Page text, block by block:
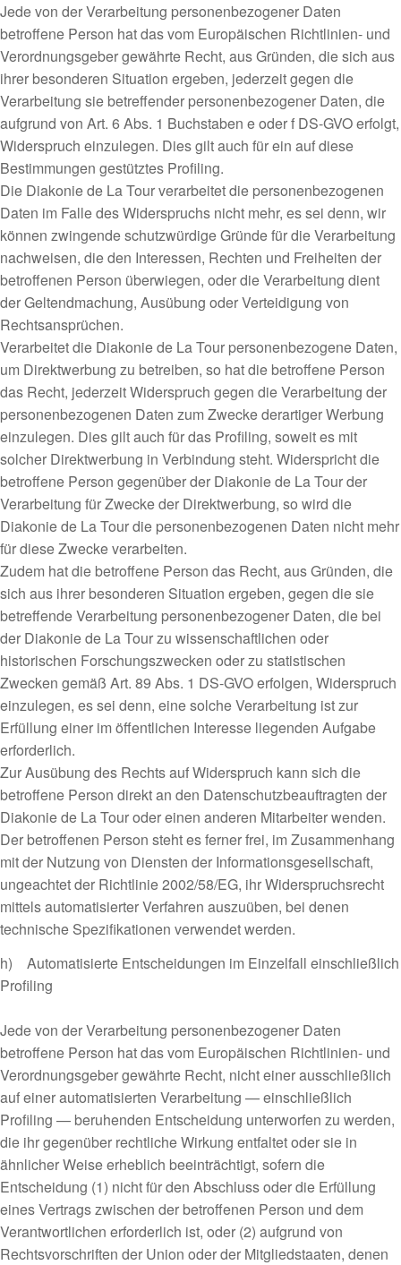
Jede von der Verarbeitung personenbezogener Daten
betroffene Person hat das vom Europäischen Richtlinien- und
Verordnungsgeber gewährte Recht, aus Gründen, die sich aus
ihrer besonderen Situation ergeben, jederzeit gegen die
Verarbeitung sie betreffender personenbezogener Daten, die
aufgrund von Art. 6 Abs. 1 Buchstaben e oder f DS-GVO erfolgt,
Widerspruch einzulegen. Dies gilt auch für ein auf diese
Bestimmungen gestütztes Profiling.
Die Diakonie de La Tour verarbeitet die personenbezogenen
Daten im Falle des Widerspruchs nicht mehr, es sei denn, wir
können zwingende schutzwürdige Gründe für die Verarbeitung
nachweisen, die den Interessen, Rechten und Freiheiten der
betroffenen Person überwiegen, oder die Verarbeitung dient
der Geltendmachung, Ausübung oder Verteidigung von
Rechtsansprüchen.
Verarbeitet die Diakonie de La Tour personenbezogene Daten,
um Direktwerbung zu betreiben, so hat die betroffene Person
das Recht, jederzeit Widerspruch gegen die Verarbeitung der
personenbezogenen Daten zum Zwecke derartiger Werbung
einzulegen. Dies gilt auch für das Profiling, soweit es mit
solcher Direktwerbung in Verbindung steht. Widerspricht die
betroffene Person gegenüber der Diakonie de La Tour der
Verarbeitung für Zwecke der Direktwerbung, so wird die
Diakonie de La Tour die personenbezogenen Daten nicht mehr
für diese Zwecke verarbeiten.
Zudem hat die betroffene Person das Recht, aus Gründen, die
sich aus ihrer besonderen Situation ergeben, gegen die sie
betreffende Verarbeitung personenbezogener Daten, die bei
der Diakonie de La Tour zu wissenschaftlichen oder
historischen Forschungszwecken oder zu statistischen
Zwecken gemäß Art. 89 Abs. 1 DS-GVO erfolgen, Widerspruch
einzulegen, es sei denn, eine solche Verarbeitung ist zur
Erfüllung einer im öffentlichen Interesse liegenden Aufgabe
erforderlich.
Zur Ausübung des Rechts auf Widerspruch kann sich die
betroffene Person direkt an den Datenschutzbeauftragten der
Diakonie de La Tour oder einen anderen Mitarbeiter wenden.
Der betroffenen Person steht es ferner frei, im Zusammenhang
mit der Nutzung von Diensten der Informationsgesellschaft,
ungeachtet der Richtlinie 2002/58/EG, ihr Widerspruchsrecht
mittels automatisierter Verfahren auszuüben, bei denen
technische Spezifikationen verwendet werden.
h) Automatisierte Entscheidungen im Einzelfall einschließlich
Profiling
Jede von der Verarbeitung personenbezogener Daten
betroffene Person hat das vom Europäischen Richtlinien- und
Verordnungsgeber gewährte Recht, nicht einer ausschließlich
auf einer automatisierten Verarbeitung — einschließlich
Profiling — beruhenden Entscheidung unterworfen zu werden,
die ihr gegenüber rechtliche Wirkung entfaltet oder sie in
ähnlicher Weise erheblich beeinträchtigt, sofern die
Entscheidung (1) nicht für den Abschluss oder die Erfüllung
eines Vertrags zwischen der betroffenen Person und dem
Verantwortlichen erforderlich ist, oder (2) aufgrund von
Rechtsvorschriften der Union oder der Mitgliedstaaten, denen